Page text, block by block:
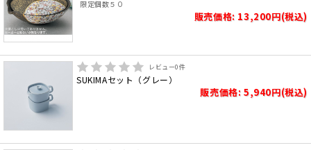
限定個数５０
販売価格: 13,200円(税込)
レビュー0件
SUKIMAセット（グレー）
販売価格: 5,940円(税込)